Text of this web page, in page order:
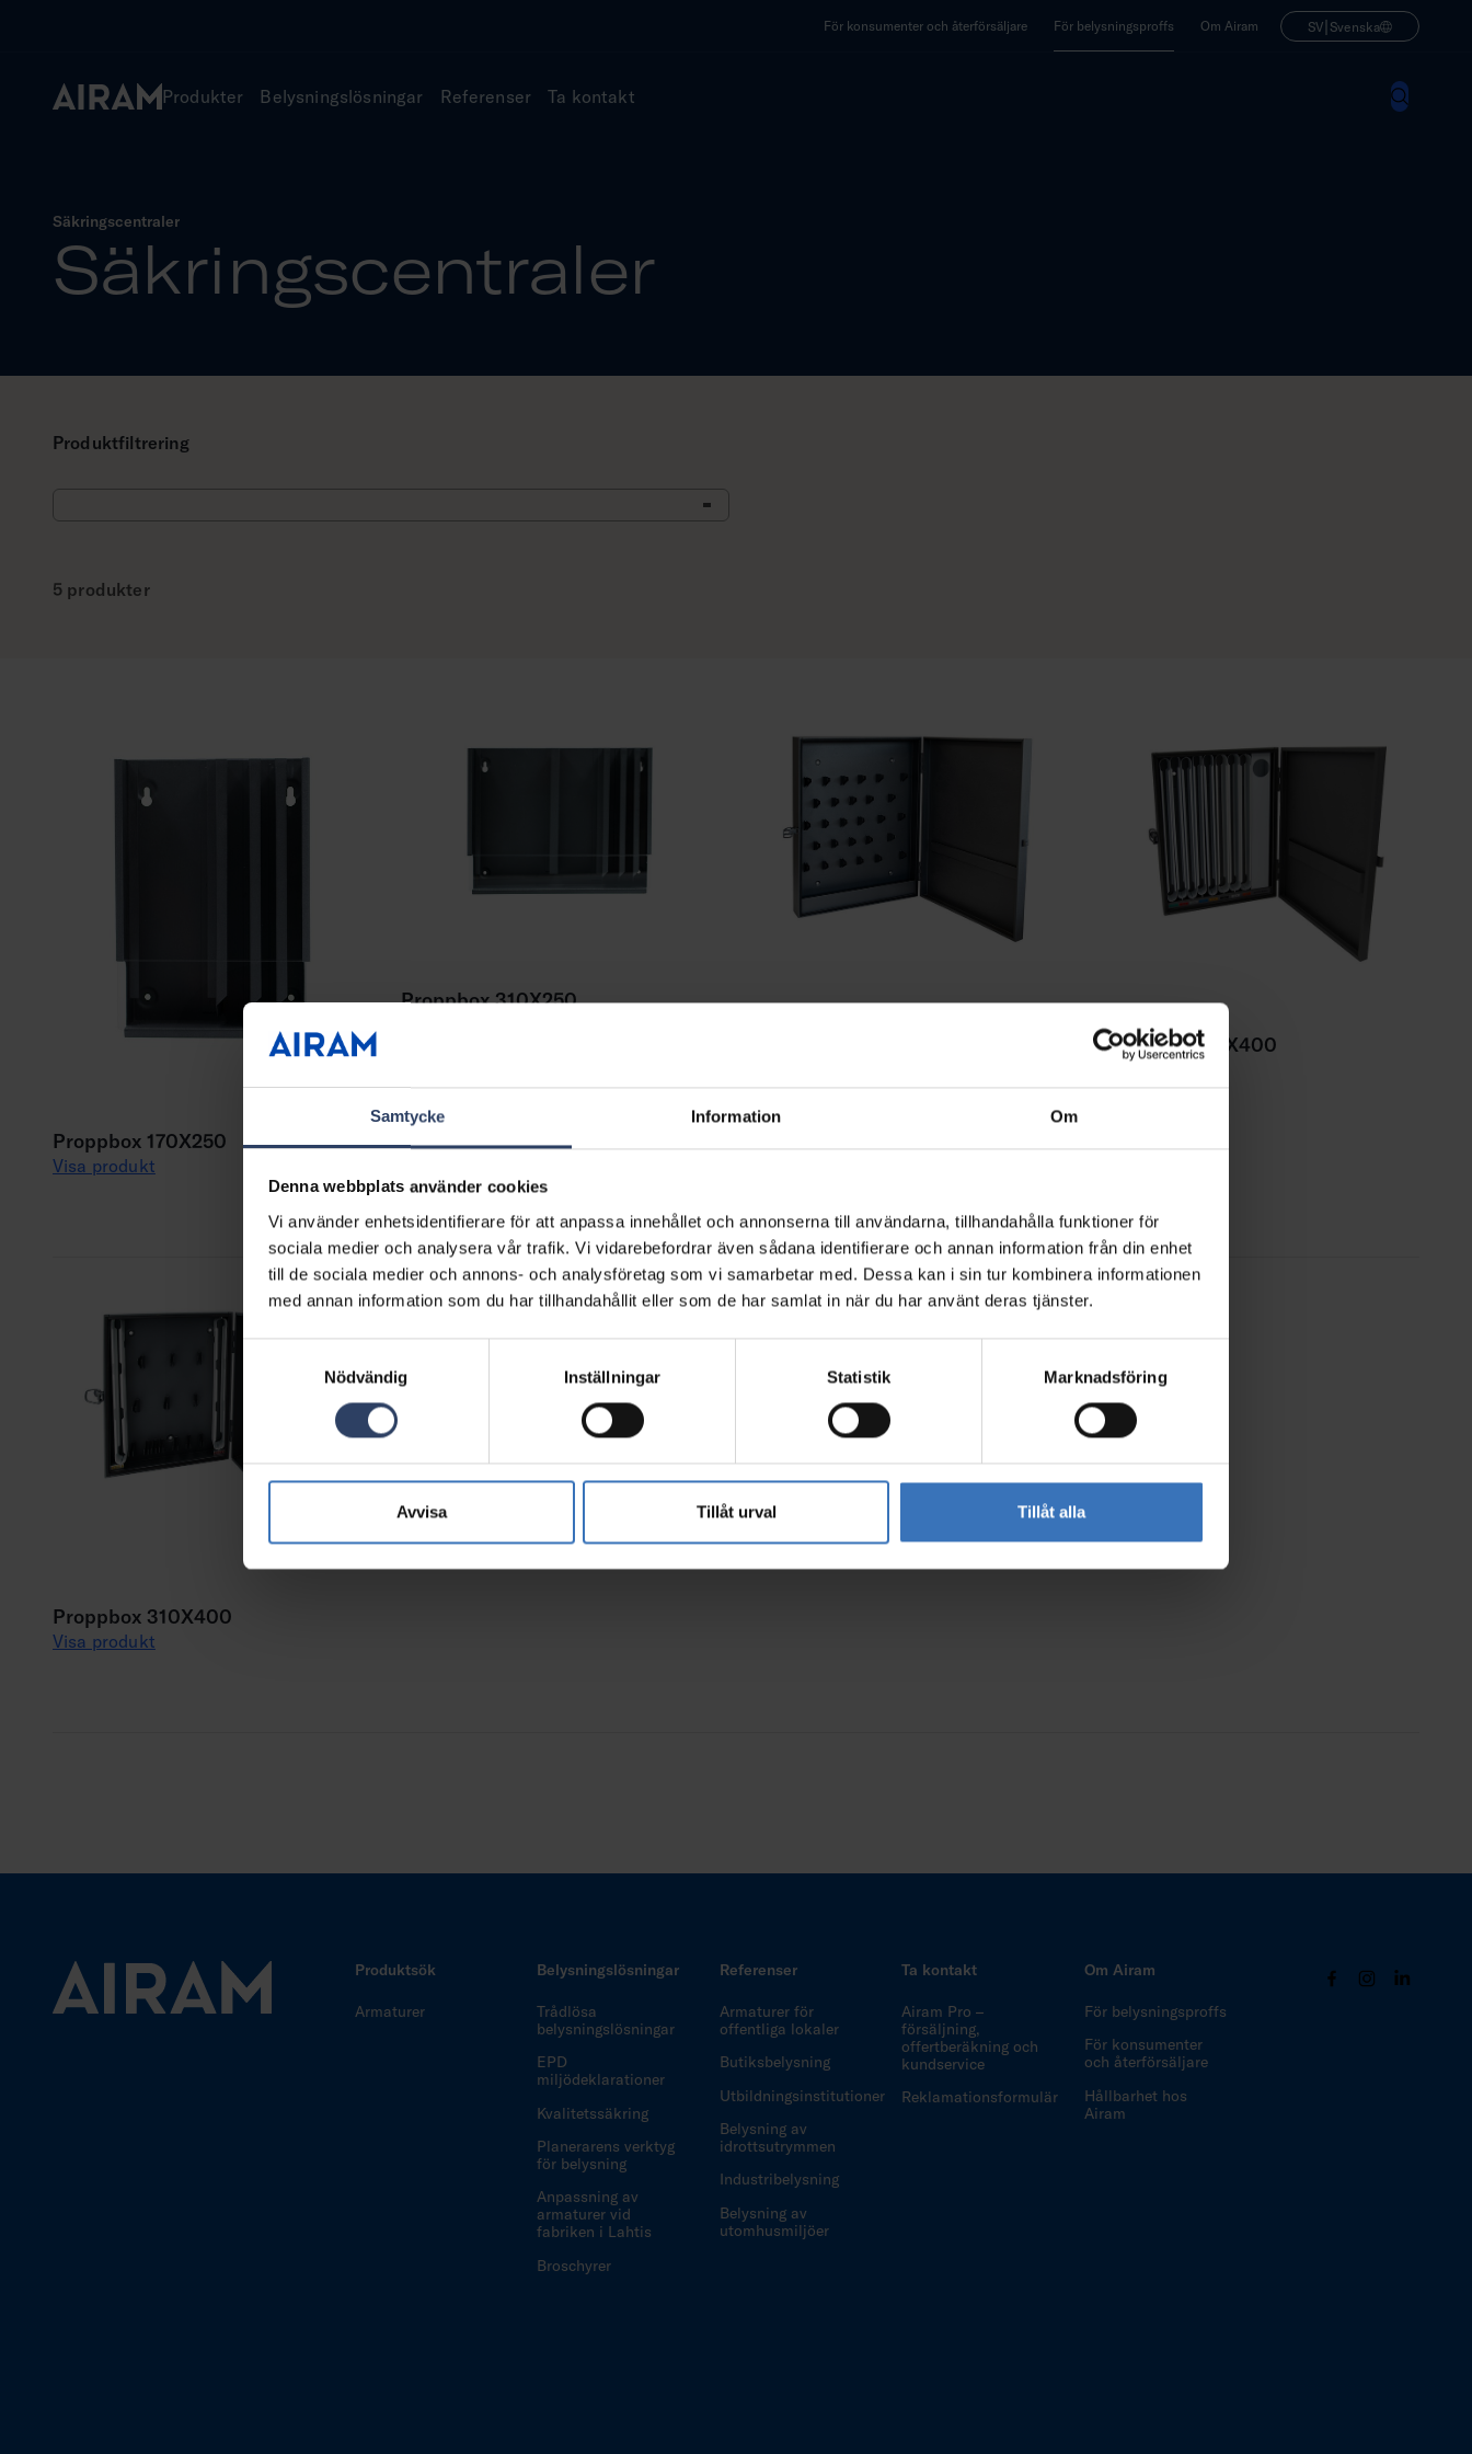
Samtycke Information Om
Denna webbplats använder cookies
Vi använder enhetsidentifierare för att anpassa innehållet och annonserna till användarna, tillhandahålla funktioner för
sociala medier och analysera vår trafik. Vi vidarebefordrar även sådana identifierare och annan information från din enhet
till de sociala medier och annons- och analysföretag som vi samarbetar med. Dessa kan i sin tur kombinera informationen
med annan information som du har tillhandahållit eller som de har samlat in när du har använt deras tjänster.
Nödvändig
Inställningar Statistik Marknadsföring
Avvisa Tillåt urval Tillåt alla
För konsumenter och återförsäljare För belysningsproffs Om Airam SV| Svenska
Produkter Belysningslösningar Referenser Ta kontakt
Säkringscentraler
Säkringscentraler
Produktfiltrering
5 produkter
Proppbox 170X250
Visa produkt
Proppbox 310X250
Proppbox 310X400
Visa produkt
Proppbox 310X400
Visa produkt
Produktsök
Armaturer
Belysningslösningar
Trådlösa
belysningslösningar
EPD
miljödeklarationer
Kvalitetssäkring
Planerarens verktyg
för belysning
Anpassning av
armaturer vid
fabriken i Lahtis
Broschyrer
Referenser
Armaturer för
offentliga lokaler
Butiksbelysning
Utbildningsinstitutioner
Belysning av
idrottsutrymmen
Industribelysning
Belysning av
utomhusmiljöer
Ta kontakt
Airam Pro –
försäljning,
offertberäkning och
kundservice
Reklamationsformulär
Om Airam
För belysningsproffs
För konsumenter
och återförsäljare
Hållbarhet hos
Airam